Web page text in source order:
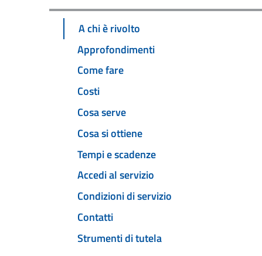
A chi è rivolto
Approfondimenti
Come fare
Costi
Cosa serve
Cosa si ottiene
Tempi e scadenze
Accedi al servizio
Condizioni di servizio
Contatti
Strumenti di tutela